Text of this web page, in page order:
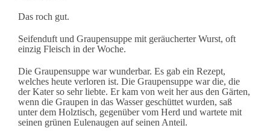
Das roch gut.
Seifenduft und Graupensuppe mit geräucherter Wurst, oft
einzig Fleisch in der Woche.
Die Graupensuppe war wunderbar. Es gab ein Rezept,
welches heute verloren ist. Die Graupensuppe war die, die
der Kater so sehr liebte. Er kam von weit her aus den Gärten,
wenn die Graupen in das Wasser geschüttet wurden, saß
unter dem Holztisch, gegenüber vom Herd und wartete mit
seinen grünen Eulenaugen auf seinen Anteil.